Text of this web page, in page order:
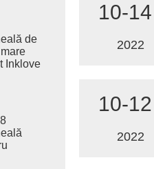
de
Inklove
10-14
2022
10-12
2022